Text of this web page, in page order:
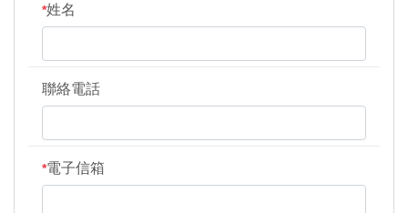
*姓名
聯絡電話
*電子信箱